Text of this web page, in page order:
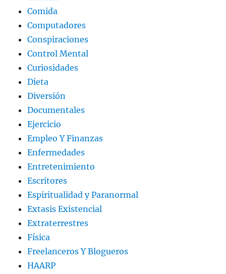
Comida
Computadores
Conspiraciones
Control Mental
Curiosidades
Dieta
Diversión
Documentales
Ejercicio
Empleo Y Finanzas
Enfermedades
Entretenimiento
Escritores
Espiritualidad y Paranormal
Extasis Existencial
Extraterrestres
Física
Freelanceros Y Blogueros
HAARP